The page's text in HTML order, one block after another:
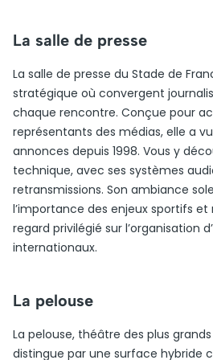
La salle de presse
La salle de presse du Stade de
stratégique où convergent
chaque rencontre. Conçue pour
représentants des médias, elle a
annonces depuis 1998. Vous y
technique, avec ses systèmes
retransmissions. Son ambiance
l’importance des enjeux sportifs
regard privilégié sur l’organisation
internationaux.
La pelouse
La pelouse, théâtre des plus
distingue par une surface hybride